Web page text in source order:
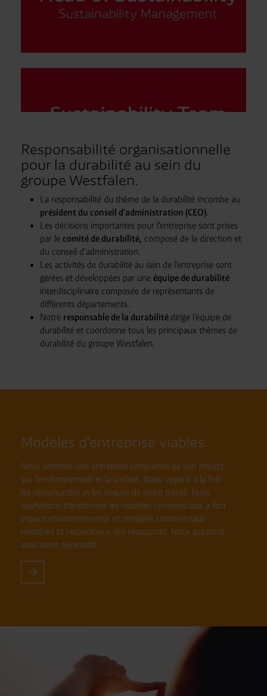
Responsabilité organisationnelle
pour la durabilité au sein du
groupe Westfalen.
La responsabilité du thème de la durabilité incombe au
président du conseil d'administration (CEO).
Les décisions importantes pour l'entreprise sont prises
par le comité de durabilité, composé de la direction et
du conseil d'administration.
Les activités de durabilité au sein de l'entreprise sont
gérées et développées par une équipe de durabilité
interdisciplinaire composée de représentants de
différents départements.
Notre responsable de la durabilité dirige l'équipe de
durabilité et coordonne tous les principaux thèmes de
durabilité du groupe Westfalen.
Modèles d'entreprise viables.
Nous sommes une entreprise consciente de son impact
sur l'environnement et la société. Nous voyons à la fois
les opportunités et les risques de notre travail. Nous
souhaitons transformer les modèles commerciaux à fort
impact environnemental en modèles commerciaux
rentables et respectueux des ressources. Nous assurons
ainsi notre pérennité.